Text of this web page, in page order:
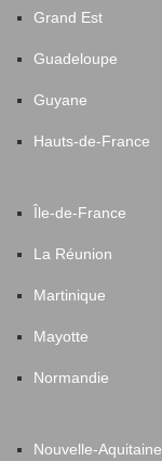
Grand Est
Guadeloupe
Guyane
Hauts-de-France
Île-de-France
La Réunion
Martinique
Mayotte
Normandie
Nouvelle-Aquitaine